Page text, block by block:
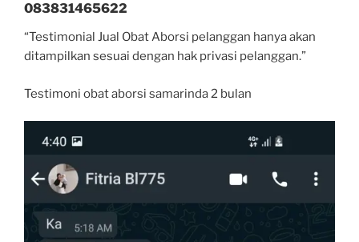
083831465622
“Testimonial Jual Obat Aborsi pelanggan hanya akan
ditampilkan sesuai dengan hak privasi pelanggan.”
Testimoni obat aborsi samarinda 2 bulan